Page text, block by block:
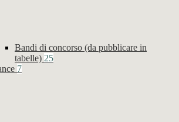
Bandi di concorso (da pubblicare in
tabelle) 25
7